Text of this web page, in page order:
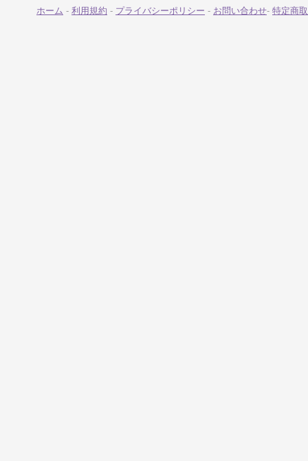
ホーム - 利用規約 - プライバシーポリシー - お問い合わせ- 特定商